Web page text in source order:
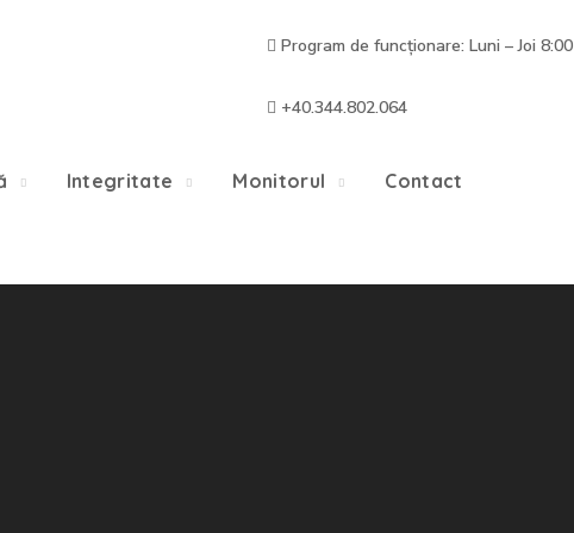
Program de funcționare: Luni – Joi
+40.344.802.064
Integritate Monitorul Contact